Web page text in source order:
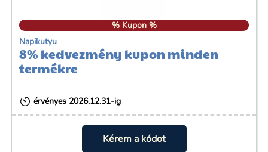
% Kupon %
Napikutyu
8% kedvezmény kupon minden
termékre
érvényes 2026.12.31-ig
Kérem a kódot